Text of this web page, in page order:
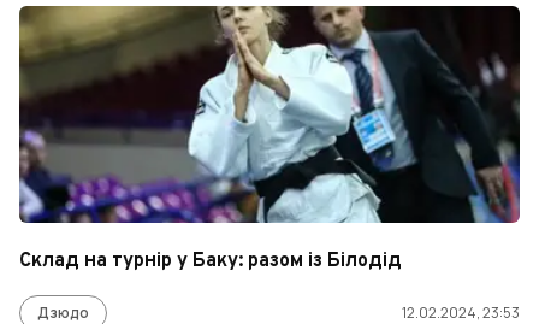
Склад на турнір у Баку: разом із Білодід
Дзюдо 12.02.2024, 23:53